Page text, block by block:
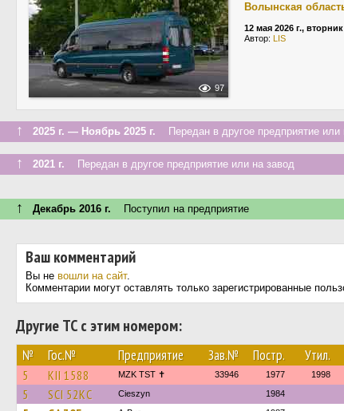
97
Волынская
12 мая 2026 г., вторник
Автор: LIS
↑ 2025 г. — Ноябрь 2025 г. Передан в другое предприятие или
↑ 2021 г. Передан в другое предприятие или на завод
↑ Декабрь 2016 г. Поступил на предприятие
Ваш комментарий
Вы не вошли на сайт.
Комментарии могут оставлять только зарегистрированные
Другие ТС с этим номером:
№ Гос.№ Предприятие Зав.№ Постр. Утил.
5 KII 1588 MZK TST ✝ 33946 1977 1998
5 SCI 52KC Cieszyn 1984